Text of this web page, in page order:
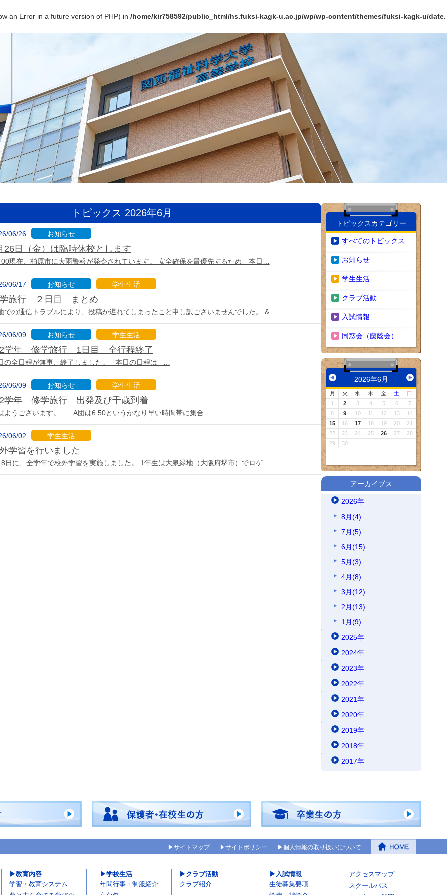
an Error in a future version of PHP) in /home/kir758592/public_html/hs.fuksi-kagk-u.ac.jp/wp/wp-content/themes/fuksi-kagk-u/date.
トピックス 2026年6月
06/26 お知らせ
26日（金）は臨時休校とします
現在、柏原市に大雨警報が発令されています。 安全確保を最優先するため、本日…
06/17 お知らせ 学生生活
旅行 ２日目 まとめ
での通信トラブルにより、投稿が遅れてしまったこと申し訳ございませんでした。 &…
06/09 お知らせ 学生生活
学年 修学旅行 1日目 全行程終了
の全日程が無事、終了しました。 本日の日程は …
06/09 お知らせ 学生生活
学年 修学旅行 出発及び千歳到着
ようございます。 A団は6:50というかなり早い時間帯に集合…
06/02 学生生活
学習を行いました
日に、全学年で校外学習を実施しました。 1年生は大泉緑地（大阪府堺市）でロゲ…
トピックスカテゴリー
すべてのトピックス
お知らせ
学生生活
クラブ活動
入試情報
同窓会（藤蔭会）
2026年6月
月 火 水 木 金 土
日
1
2 3 4 5 6
7
8
9 10 11 12 13
14
15
16 17 18 19 20
21
22
23 24 25 26 27
28
29
30
アーカイブス
2026年
8月(4)
7月(5)
6月(15)
5月(3)
4月(8)
3月(12)
2月(13)
1月(9)
2025年
2024年
2023年
2022年
2021年
2020年
2019年
2018年
2017年
サイトマップ サイトポリシー 個人情報の取り扱いについて
教育内容
学習・教育システム
学校生活
年間行事・制服紹介
クラブ活動
クラブ紹介
入試情報
生徒募集要項
アクセスマップ
スクールバス